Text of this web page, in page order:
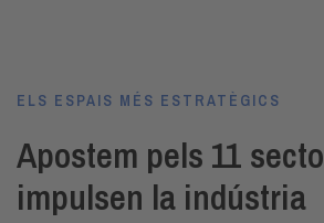
ELS ESPAIS MÉS ESTRATÈGICS
Apostem pels 11
impulsen la indústria